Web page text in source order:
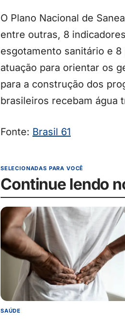
O Plano Nacional de
entre outras, 8
esgotamento sanitário e
atuação para orientar os
para a construção dos
brasileiros recebam água
Fonte: Brasil 61
SELECIONADAS PARA VOCÊ
Continue lendo
SAÚDE